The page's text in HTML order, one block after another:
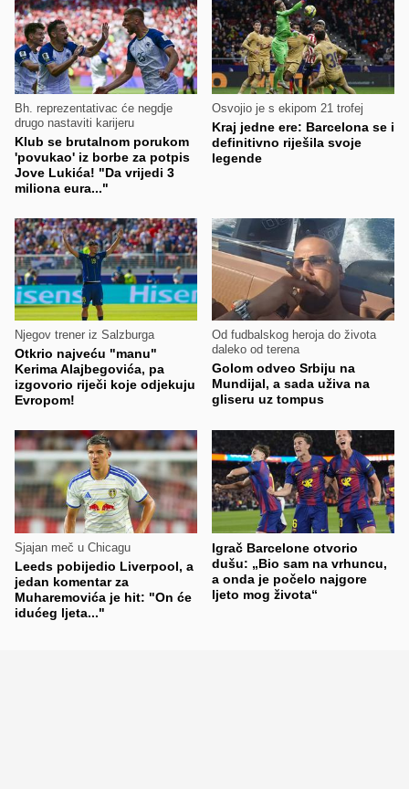
Bh. reprezentativac će negdje
drugo nastaviti karijeru
Klub se brutalnom porukom
'povukao' iz borbe za potpis
Jove Lukića! "Da vrijedi 3
miliona eura..."
Osvojio je s ekipom 21 trofej
Kraj jedne ere: Barcelona se i
definitivno riješila svoje
legende
Njegov trener iz Salzburga
Otkrio najveću "manu"
Kerima Alajbegovića, pa
izgovorio riječi koje odjekuju
Evropom!
Od fudbalskog heroja do života
daleko od terena
Golom odveo Srbiju na
Mundijal, a sada uživa na
gliseru uz tompus
Sjajan meč u Chicagu
Leeds pobijedio Liverpool, a
jedan komentar za
Muharemovića je hit: "On će
idućeg ljeta..."
Igrač Barcelone otvorio
dušu: „Bio sam na vrhuncu,
a onda je počelo najgore
ljeto mog života“